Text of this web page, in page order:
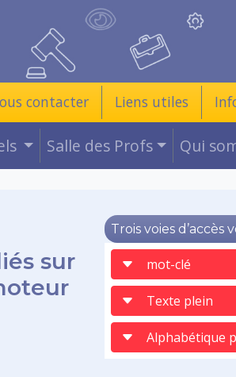
contacter Liens utiles
Salle des Profs Qui
sur
Trois voies d’accès
mot-clé
Texte plein
Alphabétique